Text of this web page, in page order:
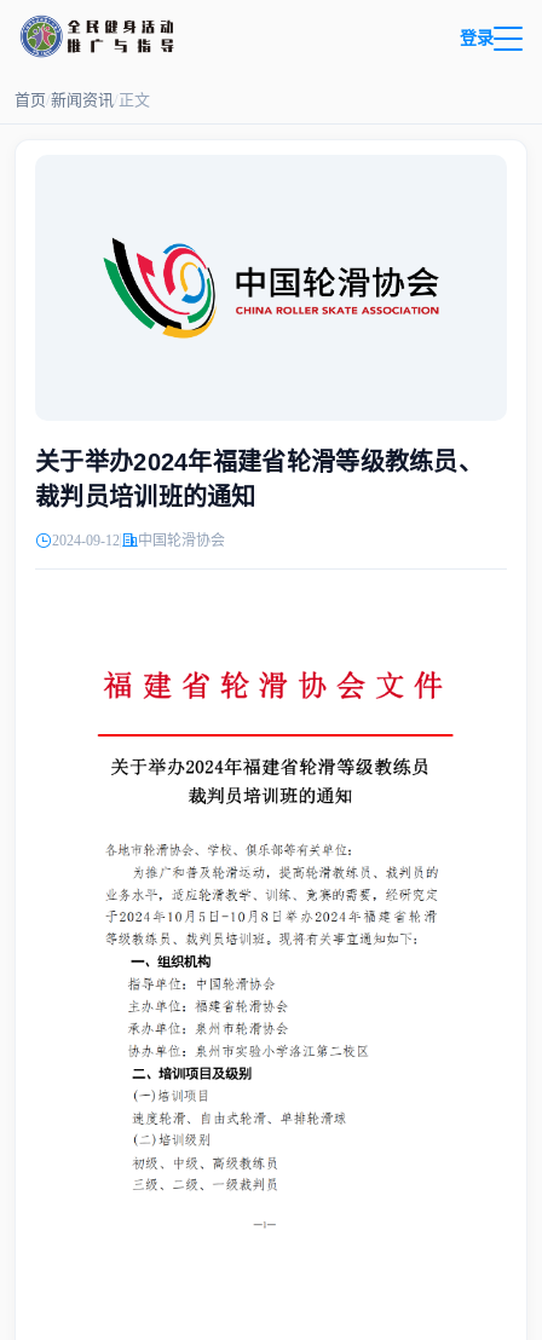
登录
首页/新闻资讯/正文
关于举办2024年福建省轮滑等级教练员、
裁判员培训班的通知
2024-09-12 中国轮滑协会